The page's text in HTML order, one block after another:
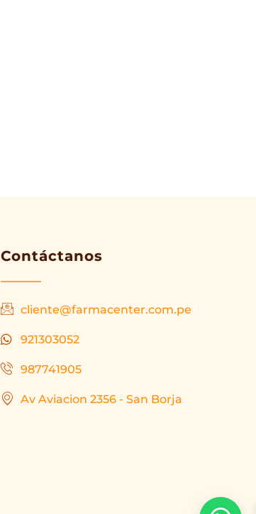
Contáctanos
cliente@farmacenter.com.pe
921303052
987741905
Av Aviacion 2356 - San Borja